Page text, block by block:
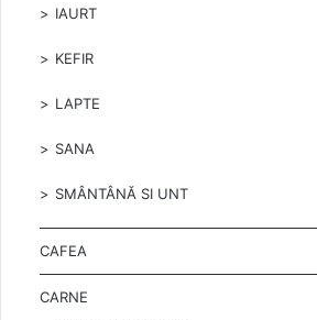
IAURT
KEFIR
LAPTE
SANA
SMÂNTÂNĂ SI UNT
CAFEA
CARNE